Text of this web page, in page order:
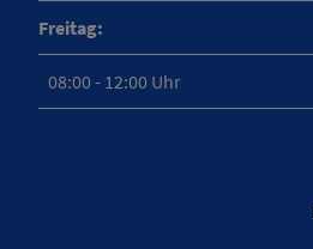
Freitag:
08:00 - 12:00 Uhr